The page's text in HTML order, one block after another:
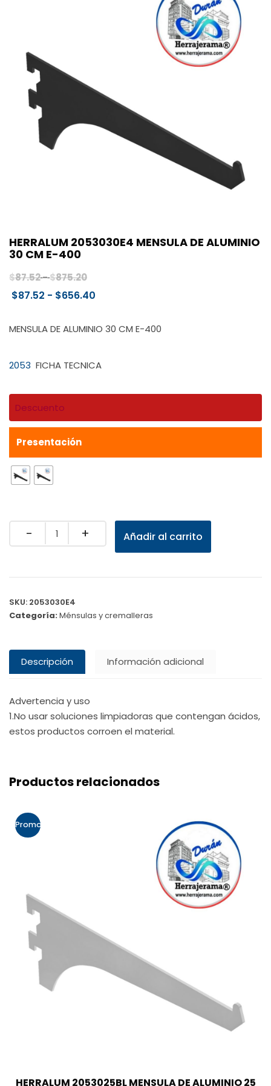
HERRALUM 2053030E4 MENSULA DE ALUMINIO
30 CM E-400
$87.52-$875.20Rango
de
$875.20
$87.52 - $656.40
precios:
$87.52
$656.40
MENSULA DE ALUMINIO 30 CM E-400
2053 FICHA TECNICA
Descuento
Presentación
Quantity Añadir al carrito
SKU: 2053030E4
Categoría:Ménsulas y cremalleras
Descripción Información adicional
Advertencia y uso
1.No usar soluciones limpiadoras que contengan ácidos,
estos productos corroen el material.
Productos relacionados
Promo!
HERRALUM 2053025BL MENSULA DE ALUMINIO 25